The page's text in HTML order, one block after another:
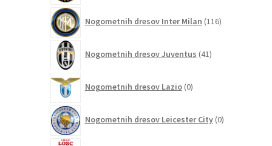
Nogometnih dresov Inter Milan 116izdelkov
Nogometnih dresov Juventus 41izdelkov
Nogometnih dresov Lazio 0izdelkov
Nogometnih dresov Leicester City 0izdelkov